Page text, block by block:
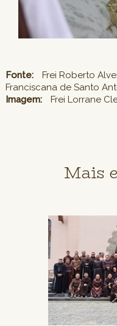
Fonte:
Frei Roberto
Franciscana de Santo
Imagem:
Frei Lorrane
Mais